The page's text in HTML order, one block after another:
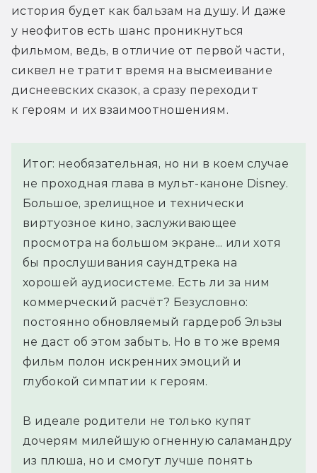
история будет как бальзам на душу. И даже
у неофитов есть шанс проникнуться
фильмом, ведь, в отличие от первой части,
сиквел не тратит время на высмеивание
диснеевских сказок, а сразу переходит
к героям и их взаимоотношениям.
Итог: необязательная, но ни в коем случае
не проходная глава в мульт-каноне Disney.
Большое, зрелищное и технически
виртуозное кино, заслуживающее
просмотра на большом экране... или хотя
бы прослушивания саундтрека на
хорошей аудиосистеме. Есть ли за ним
коммерческий расчёт? Безусловно:
постоянно обновляемый гардероб Эльзы
не даст об этом забыть. Но в то же время
фильм полон искренних эмоций и
глубокой симпатии к героям.
В идеале родители не только купят
дочерям милейшую огненную саламандру
из плюша, но и смогут лучше понять